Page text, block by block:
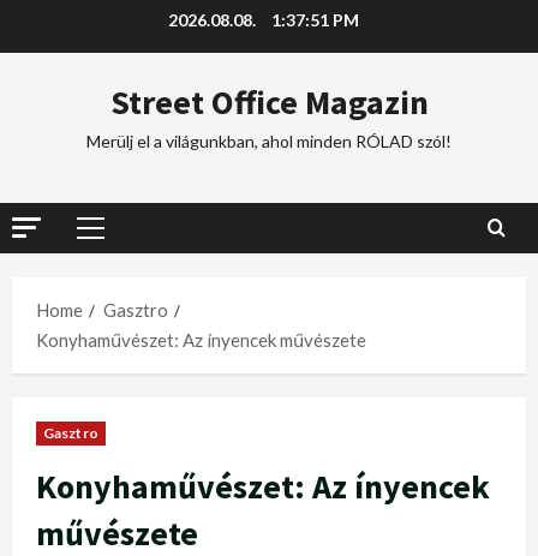
2026.08.08. 1:37:52 PM
Street Office Magazin
Merülj el a világunkban, ahol minden RÓLAD szól!
Home
Gasztro
Konyhaművészet: Az ínyencek művészete
Gasztro
Konyhaművészet: Az ínyencek
művészete